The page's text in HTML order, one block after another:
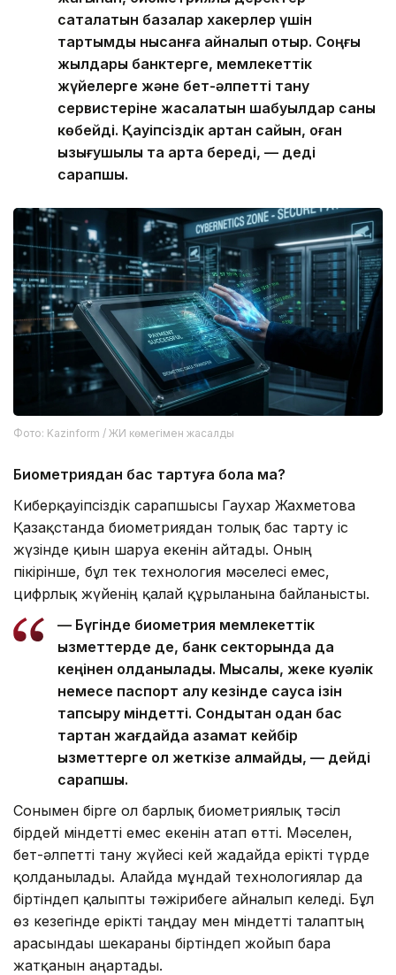
сақталатын базалар хакерлер үшін
тартымды нысанға айналып отыр. Соңғы
жылдары банктерге, мемлекеттік
жүйелерге және бет-әлпетті тану
сервистеріне жасалатын шабуылдар саны
көбейді. Қауіпсіздік артқан сайын, оған
қызығушылық та арта береді, — деді
сарапшы.
Фото: Kazinform / ЖИ көмегімен жасалды
Биометриядан бас тартуға бола ма?
Киберқауіпсіздік сарапшысы Гаухар Жахметова
Қазақстанда биометриядан толық бас тарту іс
жүзінде қиын шаруа екенін айтады. Оның
пікірінше, бұл тек технология мәселесі емес,
цифрлық жүйенің қалай құрылғанына байланысты.
— Бүгінде биометрия мемлекеттік
қызметтерде де, банк секторында да
кеңінен қолданылады. Мысалы, жеке куәлік
немесе паспорт алу кезінде саусақ ізін
тапсыру міндетті. Сондықтан одан бас
тартқан жағдайда азамат кейбір
қызметтерге қол жеткізе алмайды, — дейді
сарапшы.
Сонымен бірге ол барлық биометриялық тәсіл
бірдей міндетті емес екенін атап өтті. Мәселен,
бет-әлпетті тану жүйесі кей жағдайда ерікті түрде
қолданылады. Алайда мұндай технологиялар да
біртіндеп қалыпты тәжірибеге айналып келеді. Бұл
өз кезегінде ерікті таңдау мен міндетті талаптың
арасындағы шекараны біртіндеп жойып бара
жатқанын аңғартады.